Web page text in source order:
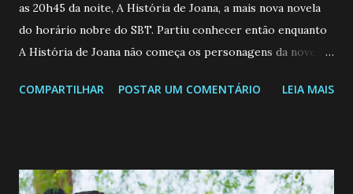
as 20h45 da noite, A História de Joana, a mais nova novela
do horário nobre do SBT. Partiu conhecer então enquanto
A História de Joana não começa os personagens da novela?
de 25/05/26 a 31/05/26 JOANA GUADALUPE (Camila
permanecer virgem até encontrar o homem que realmente
COMPARTILHAR POSTAR UM COMENTÁRIO LEIA MAIS